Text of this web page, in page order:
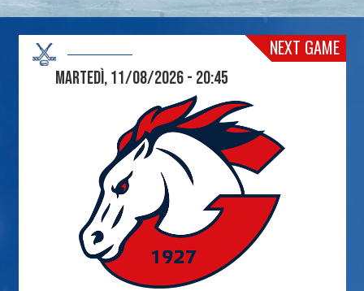
NEXT GAME
Martedì, 11/08/2026 - 20:45